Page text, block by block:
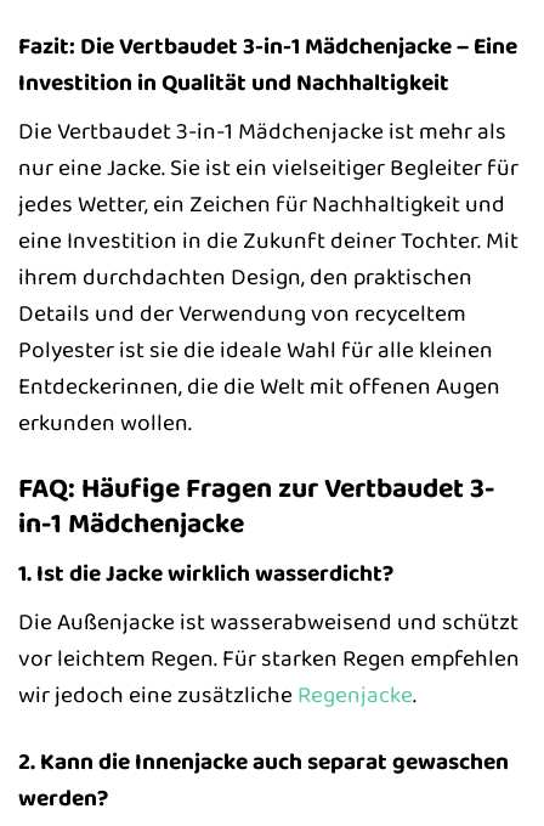
Fazit: Die Vertbaudet 3-in-1 Mädchenjacke – Eine
Investition in Qualität und Nachhaltigkeit
Die Vertbaudet 3-in-1 Mädchenjacke ist mehr als
nur eine Jacke. Sie ist ein vielseitiger Begleiter für
jedes Wetter, ein Zeichen für Nachhaltigkeit und
eine Investition in die Zukunft deiner Tochter. Mit
ihrem durchdachten Design, den praktischen
Details und der Verwendung von recyceltem
Polyester ist sie die ideale Wahl für alle kleinen
Entdeckerinnen, die die Welt mit offenen Augen
erkunden wollen.
FAQ: Häufige Fragen zur Vertbaudet 3-
in-1 Mädchenjacke
1. Ist die Jacke wirklich wasserdicht?
Die Außenjacke ist wasserabweisend und schützt
vor leichtem Regen. Für starken Regen empfehlen
wir jedoch eine zusätzlicheRegenjacke.
2. Kann die Innenjacke auch separat gewaschen
werden?